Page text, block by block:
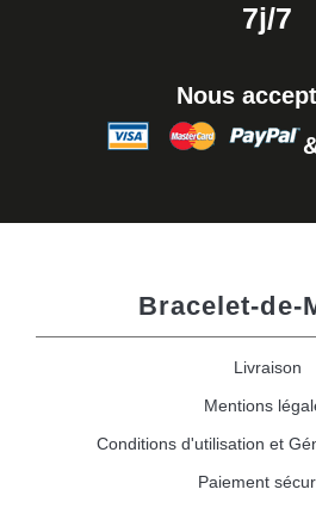
7j/7
Nous
Bracelet-de-
Livraison
Mentions
Conditions d'utilisation et
Paiement